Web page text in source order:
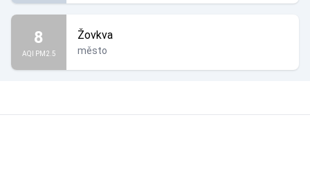
8
AQI PM2.5
Žovkva
město